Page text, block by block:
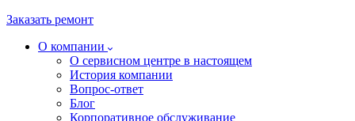
Заказать ремонт
О компании
О сервисном центре в настоящем
История компании
Вопрос-ответ
Блог
Корпоративное обслуживание